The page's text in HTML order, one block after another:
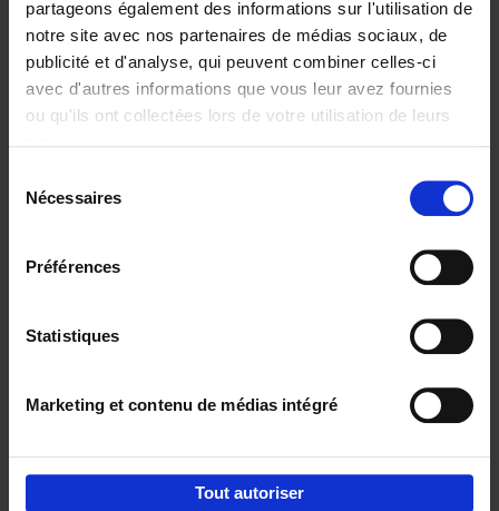
partageons également des informations sur l'utilisation de
notre site avec nos partenaires de médias sociaux, de
publicité et d'analyse, qui peuvent combiner celles-ci
avec d'autres informations que vous leur avez fournies
ou qu'ils ont collectées lors de votre utilisation de leurs
Nécessaires
Préférences
Statistiques
Marketing et contenu de médias intégré
Tout autoriser
Couverture souple
2025 200
€29,99
Digital marketing like a PRO -
completely revised edition (EN)